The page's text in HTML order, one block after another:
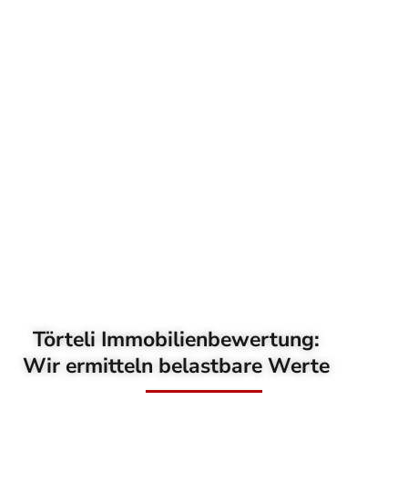
Törteli Immobilienbewertung:
Wir ermitteln belastbare Werte